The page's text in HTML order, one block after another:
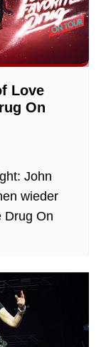
Love
On
John
wieder
Drug On